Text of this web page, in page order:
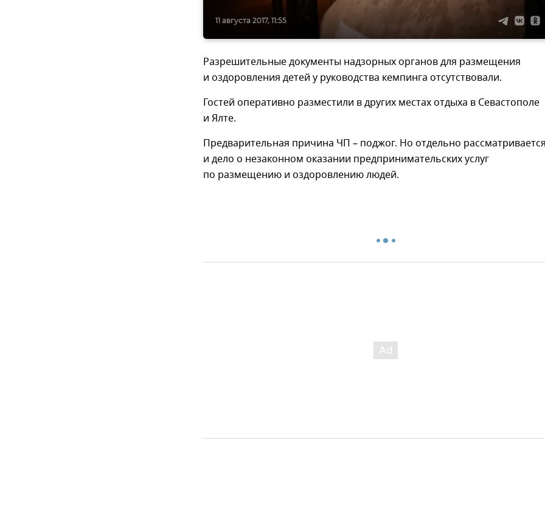
11 августа 2017, 11:55
Разрешительные документы надзорных органов для размещения
и оздоровления детей у руководства кемпинга отсутствовали.
Гостей оперативно разместили в других местах отдыха в Севастополе
и Ялте.
Предварительная причина ЧП – поджог. Но отдельно
и дело о незаконном оказании предпринимательских услуг
по размещению и оздоровлению людей.